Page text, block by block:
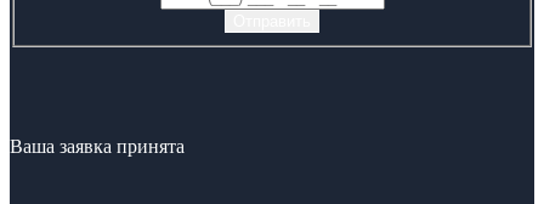
Ваша заявка принята